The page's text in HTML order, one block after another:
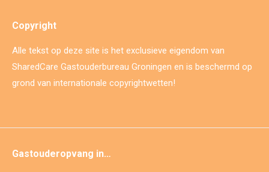
Copyright
Alle tekst op deze site is het exclusieve eigendom van
SharedCare Gastouderbureau Groningen en is beschermd op
grond van internationale copyrightwetten!
Gastouderopvang in…